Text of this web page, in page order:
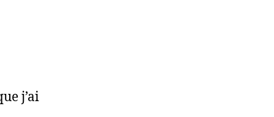
j’ai